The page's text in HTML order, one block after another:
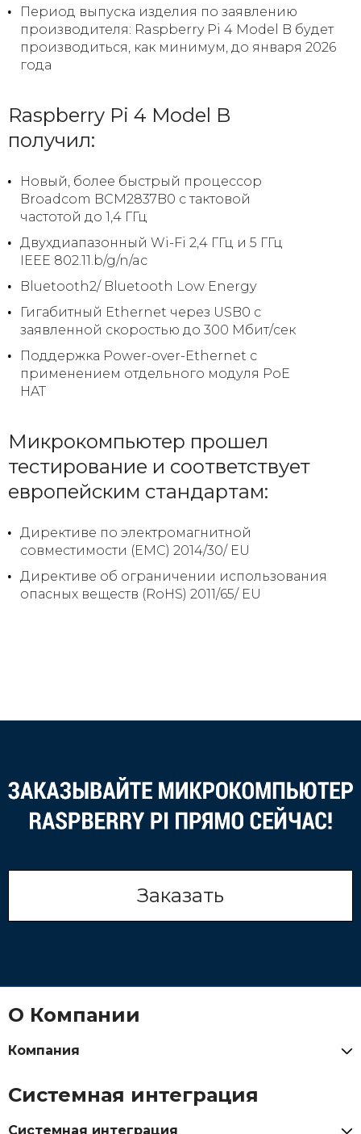
Период выпуска изделия по заявлению
производителя: Raspberry Pi 4 Model B будет
производиться, как минимум, до января 2026
года
Raspberry Pi 4 Model B
получил:
Новый, более быстрый процессор
Broadcom BCM2837B0 с тактовой
частотой до 1,4 ГГц
Двухдиапазонный Wi-Fi 2,4 ГГц и 5 ГГц
IEEE 802.11.b/g/n/ac
Bluetooth2/ Bluetooth Low Energy
Гигабитный Ethernet через USB0 с
заявленной скоростью до 300 Мбит/сек
Поддержка Power-over-Ethernet с
применением отдельного модуля PoE
HAT
Микрокомпьютер прошел
тестирование и соответствует
европейским стандартам:
Директиве по электромагнитной
совместимости (EMC) 2014/30/ EU
Директиве об ограничении использования
опасных веществ (RoHS) 2011/65/ EU
Заказать
О Компании
Компания
Системная интеграция
Системная интеграция